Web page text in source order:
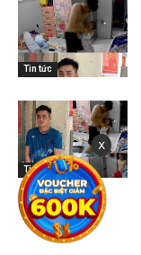
Tin tức
Tin tức
x